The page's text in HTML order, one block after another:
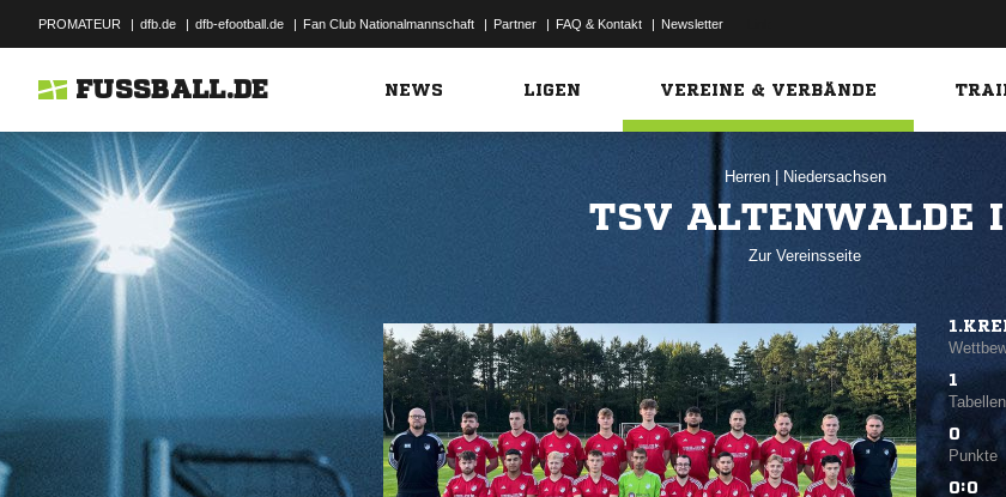
PROMATEUR | dfb.de | dfb-efootball.de | Fan Club Nationalmannschaft | Partner | FAQ & Kontakt | Newsletter
FUSSBALL.DE NEWS LIGEN VEREINE & VERBÄNDE
Herren Niedersachsen
TSV ALTENWALDE
Zur Vereinsseite
1
0
Punkte
0:0